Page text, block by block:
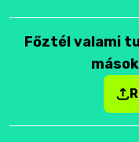
Főztél valami